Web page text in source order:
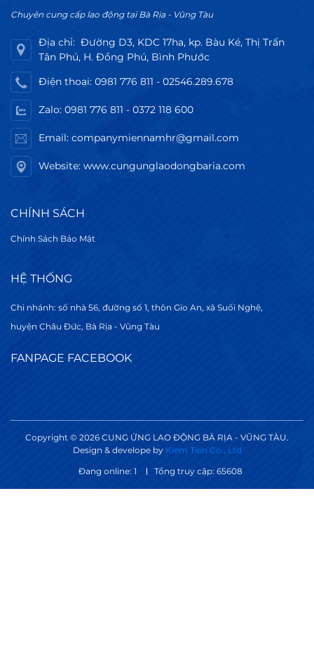
Chuyên cung cấp lao động tại Bà Rịa - Vũng Tàu
Địa chỉ: Đường D3, KDC 17ha, kp. Bàu Ké, Thị Trấn
Tân Phú, H. Đồng Phú, Bình Phước
Điện thoại: 0981 776 811 - 02546.289.678
Zalo: 0981 776 811 - 0372 118 600
Email: companymiennamhr@gmail.com
Website: www.cungunglaodongbaria.com
CHÍNH SÁCH
Chính Sách Bảo Mật
HỆ THỐNG
Chi nhánh: số nhà 56, đường số 1, thôn Gio An, xã Suối Nghệ,
huyện Châu Đức, Bà Rịa - Vũng Tàu
FANPAGE FACEBOOK
Copyright © 2026 CUNG ỨNG LAO ĐỘNG BÀ RỊA - VŨNG TÀU.
Design & develope by Kiem Tien Co., Ltd
Đang online: 1
Tổng truy cập: 65608